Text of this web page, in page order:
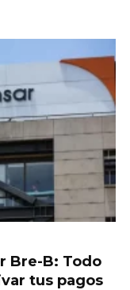
Bre-B: Todo
tus pagos